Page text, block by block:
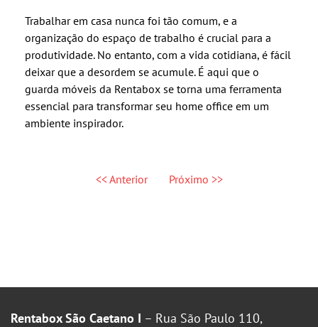
Trabalhar em casa nunca foi tão comum, e a
organização do espaço de trabalho é crucial para a
produtividade. No entanto, com a vida cotidiana, é fácil
deixar que a desordem se acumule. É aqui que o
guarda móveis da Rentabox se torna uma ferramenta
essencial para transformar seu home office em um
ambiente inspirador.
<< Anterior Próximo >>
Rentabox São Caetano I – Rua São Paulo 110,